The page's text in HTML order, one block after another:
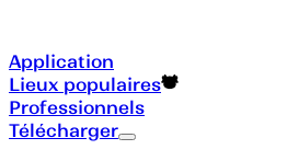
Application
Lieux populaires
Professionnels
Télécharger